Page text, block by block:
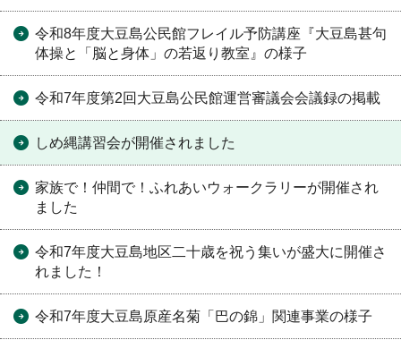
令和8年度大豆島公民館フレイル予防講座『大豆島甚句
体操と「脳と身体」の若返り教室』の様子
令和7年度第2回大豆島公民館運営審議会会議録の掲載
しめ縄講習会が開催されました
家族で！仲間で！ふれあいウォークラリーが開催され
ました
令和7年度大豆島地区二十歳を祝う集いが盛大に開催さ
れました！
令和7年度大豆島原産名菊「巴の錦」関連事業の様子